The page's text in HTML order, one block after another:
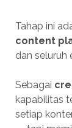
Tahap ini
content
dan seluruh
Sebagai
kapabilitas
setiap